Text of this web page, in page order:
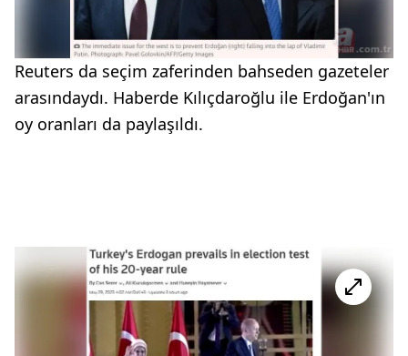
Reuters da seçim zaferinden bahseden gazeteler
arasındaydı. Haberde Kılıçdaroğlu ile Erdoğan'ın
oy oranları da paylaşıldı.